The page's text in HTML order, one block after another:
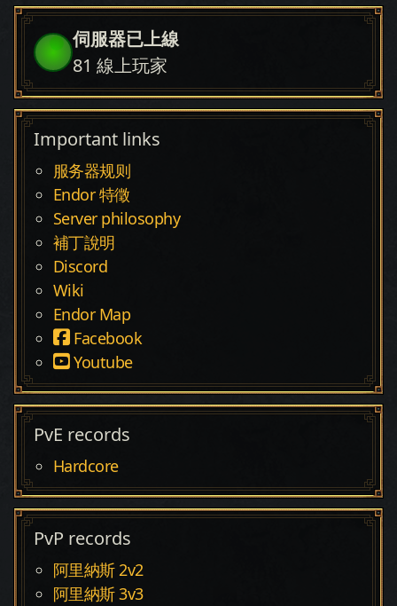
伺服器已上線
81 線上玩家
Important links
服务器规则
Endor 特徵
Server philosophy
補丁說明
Discord
Wiki
Endor Map
Facebook
Youtube
PvE records
Hardcore
PvP records
阿里納斯 2v2
阿里納斯 3v3